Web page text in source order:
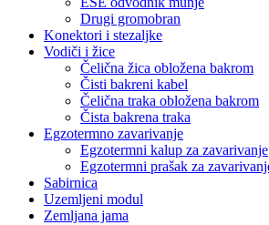
Drugi gromobran
Konektori i stezaljke
Vodiči i žice
Čelična žica obložena bakrom
Čisti bakreni kabel
Čelična traka obložena bakrom
Čista bakrena traka
Egzotermno zavarivanje
Egzotermni kalup za zavarivanje
Egzotermni prašak za
Sabirnica
Uzemljeni modul
Zemljana jama